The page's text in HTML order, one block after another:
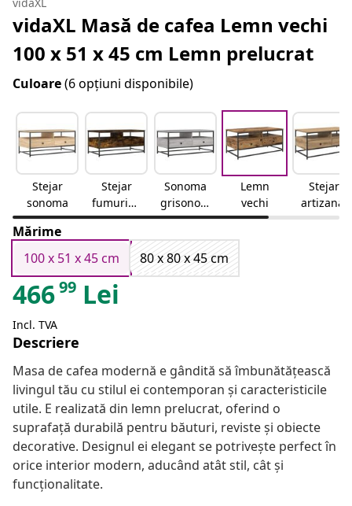
vidaXL Masă de cafea Lemn vechi
100 x 51 x 45 cm Lemn prelucrat
Culoare(6 opțiuni disponibile)
Stejar
sonoma
Stejar
fumuriuS
tejar
afumat
Sonoma
grisonom
a gri
Lemn
vechi
Stejar
artizanal
Mărime
100 x 51 x 45 cm
80 x 80 x 45 cm
46699 Lei
Incl. TVA
Descriere
Masa de cafea modernă e gândită să îmbunătățească
livingul tău cu stilul ei contemporan și caracteristicile
utile. E realizată din lemn prelucrat, oferind o
suprafață durabilă pentru băuturi, reviste și obiecte
decorative. Designul ei elegant se potrivește perfect în
orice interior modern, aducând atât stil, cât și
funcționalitate.